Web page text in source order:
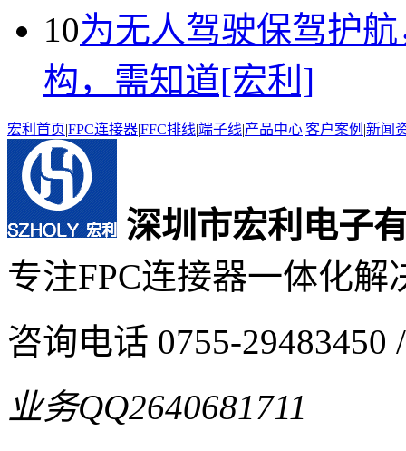
10为无人驾驶保驾护
构，需知道[宏利]
宏利首页|FPC连接器|FFC排线|端子线|产品中心|客户案例 |新闻
深圳市宏利电子
专注FPC连接器一体化解
咨询电话 0755-29483450 /
业务QQ2640681711